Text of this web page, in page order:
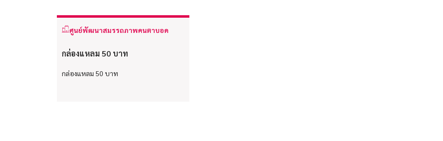
ศูนย์พัฒนาสมรรถภาพคนตาบอด
กล่องแหลม 50 บาท
กล่องแหลม 50 บาท